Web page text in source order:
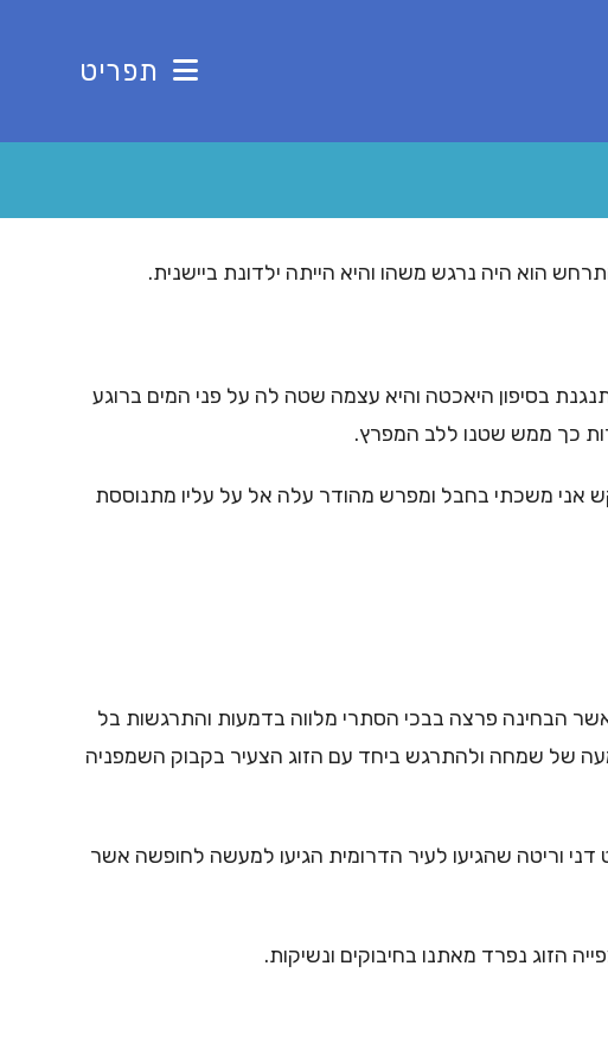
תפריט
הוא היה נרגש משהו והיא הייתה ילדונת ביישנית.
בסיפון היאכטה והיא עצמה שטה לה על פני המים ברוגע
כך ממש שטנו ללב המפרץ.
אני משכתי בחבל ומפרש מהודר עלה אל על עליו מתנוססת
הבחינה פרצה בבכי הסתרי מלווה בדמעות והתרגשות בל
של שמחה ולהתרגש ביחד עם הזוג הצעיר בקבוק השמפניה
דני וריטה שהגיעו לעיר הדרומית הגיעו למעשה לחופשה אשר
הזוג נפרד מאתנו בחיבוקים ונשיקות.